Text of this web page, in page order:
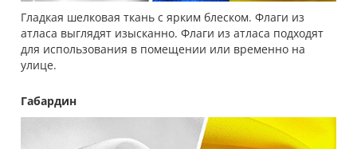
Гладкая шелковая ткань с ярким блеском. Флаги из
атласа выглядят изысканно. Флаги из атласа подходят
для использования в помещении или временно на
улице.
Габардин